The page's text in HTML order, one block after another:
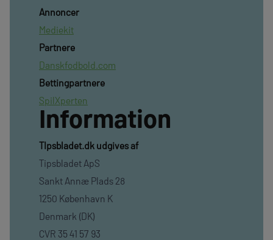
Annoncer
Mediekit
Partnere
Danskfodbold.com
Bettingpartnere
SpilXperten
Information
TIpsbladet.dk udgives af
Tipsbladet ApS
Sankt Annæ Plads 28
1250 København K
Denmark (DK)
CVR 35 41 57 93